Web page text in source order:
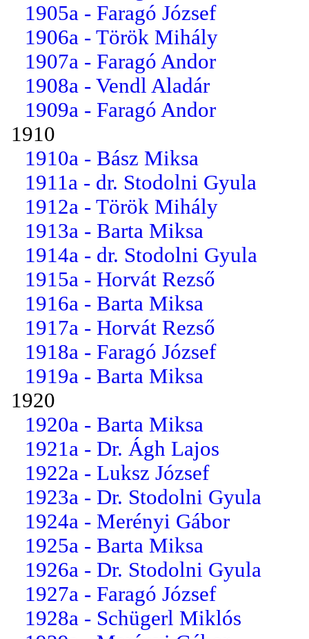
1905a - Faragó József
1906a - Török Mihály
1907a - Faragó Andor
1908a - Vendl Aladár
1909a - Faragó Andor
1910
1910a - Bász Miksa
1911a - dr. Stodolni Gyula
1912a - Török Mihály
1913a - Barta Miksa
1914a - dr. Stodolni Gyula
1915a - Horvát Rezső
1916a - Barta Miksa
1917a - Horvát Rezső
1918a - Faragó József
1919a - Barta Miksa
1920
1920a - Barta Miksa
1921a - Dr. Ágh Lajos
1922a - Luksz József
1923a - Dr. Stodolni Gyula
1924a - Merényi Gábor
1925a - Barta Miksa
1926a - Dr. Stodolni Gyula
1927a - Faragó József
1928a - Schügerl Miklós